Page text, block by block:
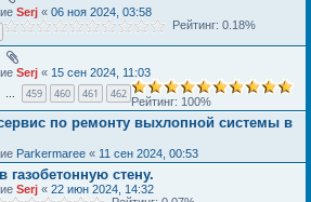
Serj « 06 ноя 2024, 03:58
Рейтинг: 0.18%
Serj « 15 сен 2024, 11:03
… 459 460 461 462
Рейтинг: 100%
по ремонту выхлопной системы в
Parkermaree « 11 сен 2024, 00:53
газобетонную стену.
Serj « 22 июн 2024, 14:32